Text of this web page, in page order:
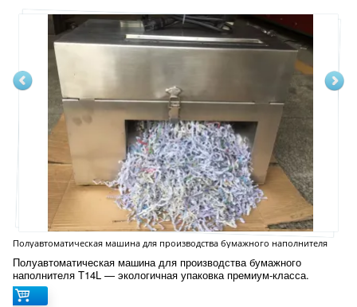
Полуавтоматическая машина для производства бумажного наполнителя
Полуавтоматическая машина для производства бумажного
наполнителя T14L — экологичная упаковка премиум-класса.